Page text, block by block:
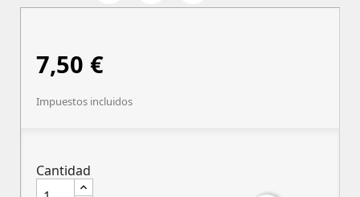
7,50 €
Impuestos incluidos
Cantidad